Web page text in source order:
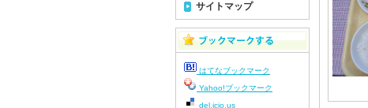
サイトマップ
はてなブックマーク
Yahoo!ブックマーク
del.icio.us